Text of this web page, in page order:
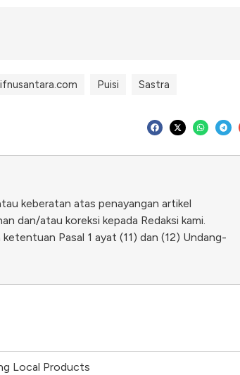
Puisi Sastra
keberatan atas penayangan artikel
dan/atau koreksi kepada Redaksi kami.
Pasal 1 ayat (11) dan (12) Undang-
Local Products